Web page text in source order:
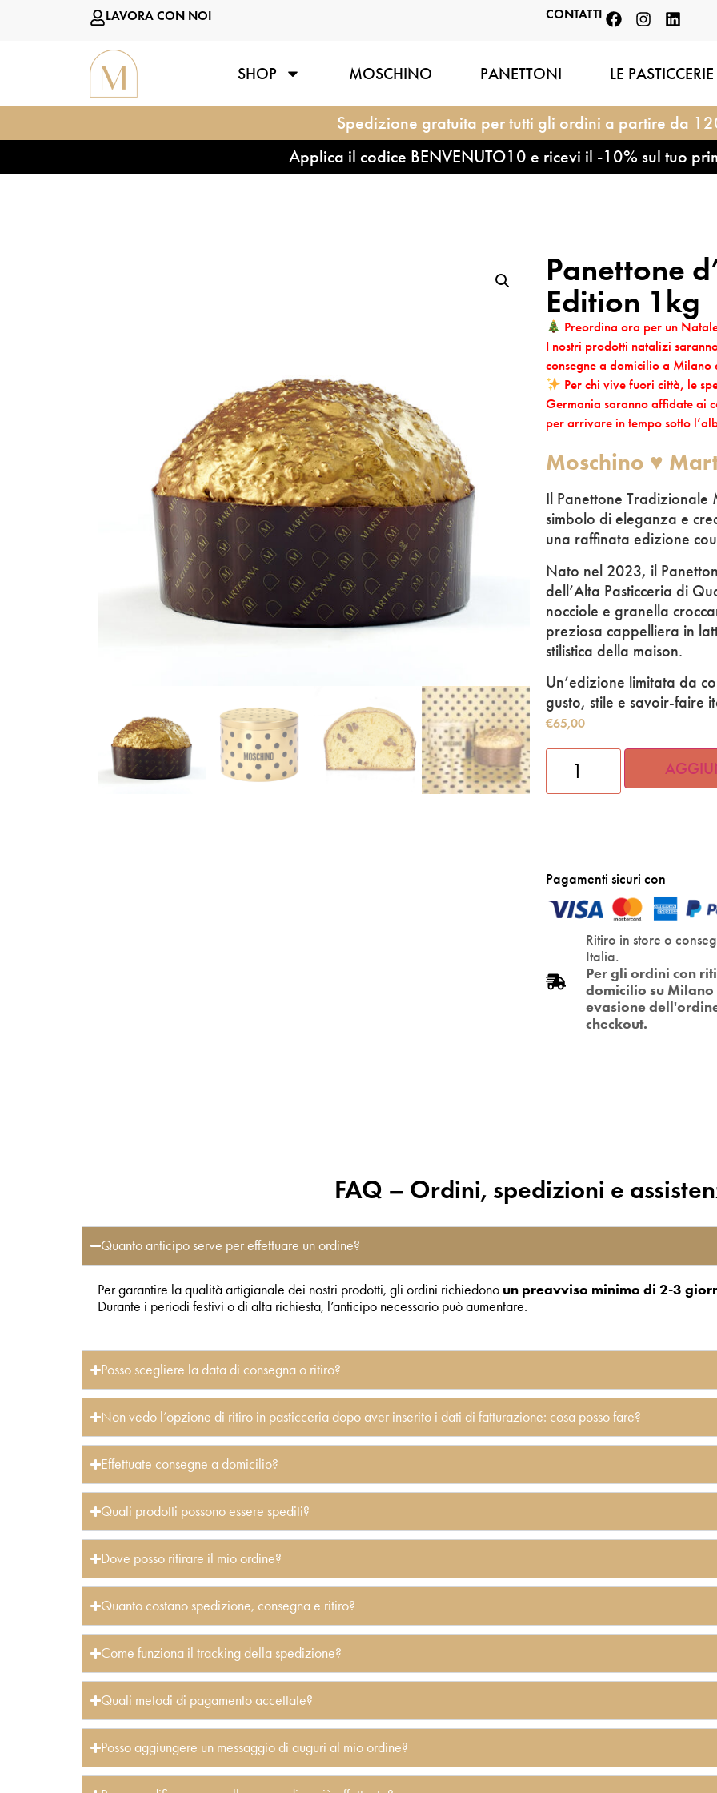
LAVORA CON NOI CONTATTI
SHOP MOSCHINO PANETTONI LE PASTICCERIE
Spedizione gratuita per tutti gli ordini a partire da
Applica il codice BENVENUTO10 e ricevi il -10% sul tuo
Panettone
Edition 1kg
Preordina ora per un
I nostri prodotti natalizi
consegne a domicilio a
Per chi vive fuori città, le
Germania saranno affidate ai
per arrivare in tempo sotto
Moschino ♥
Il Panettone Tradizionale
simbolo di eleganza e
una raffinata edizione
Nato nel 2023, il
dell’Alta Pasticceria di
nocciole e granella
preziosa cappelliera in
stilistica della maison.
Un’edizione limitata da
gusto, stile e savoir-faire
€65,00
Pagamenti sicuri con
Ritiro in store o
Italia.
Per gli ordini con
domicilio su
evasione
checkout.
FAQ – Ordini, spedizioni e
Quanto anticipo serve per effettuare un ordine?
Per garantire la qualità artigianale dei nostri prodotti, gli ordini richiedono un preavviso minimo di 2-3
Durante i periodi festivi o di alta richiesta, l’anticipo necessario può aumentare.
Posso scegliere la data di consegna o ritiro?
Non vedo l’opzione di ritiro in pasticceria dopo aver inserito i dati di fatturazione: cosa posso fare?
Effettuate consegne a domicilio?
Quali prodotti possono essere spediti?
Dove posso ritirare il mio ordine?
Quanto costano spedizione, consegna e ritiro?
Come funziona il tracking della spedizione?
Quali metodi di pagamento accettate?
Posso aggiungere un messaggio di auguri al mio ordine?